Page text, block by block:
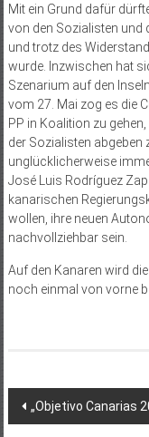
Mit ein Grund dafür
von den Sozialisten und
und trotz des
wurde. Inzwischen hat
Szenarium auf den
vom 27. Mai zog es die
PP in Koalition zu
der Sozialisten abgeben
unglücklicherweise
José Luis Rodríguez
kanarischen
wollen, ihre neuen
nachvollziehbar sein.
Auf den Kanaren wird
noch einmal von vorne
„Objetivo Canarias